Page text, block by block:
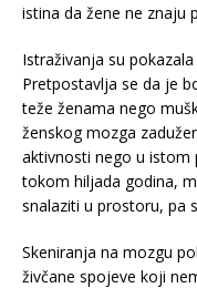
istina da žene ne znaju
Istraživanja su pokazala
Pretpostavlja se da je
teže ženama nego
ženskog mozga
aktivnosti nego u istom
tokom hiljada godina,
snalaziti u prostoru, pa
Skeniranja na mozgu
živčane spojeve koji